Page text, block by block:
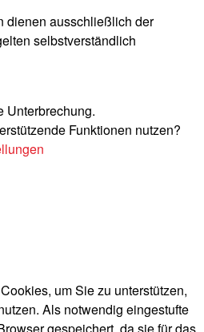
dienen ausschließlich der
selbstverständlich
Unterbrechung.
Funktionen nutzen?
um Sie zu unterstützen,
Als notwendig eingestufte